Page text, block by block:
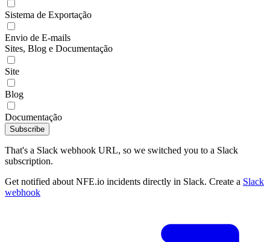
Sistema de Exportação
Envio de E-mails
Sites, Blog e Documentação
Site
Blog
Documentação
Subscribe
That's a Slack webhook URL, so we switched you to a Slack
subscription.
Get notified about NFE.io incidents directly in Slack. Create a Slack
webhook